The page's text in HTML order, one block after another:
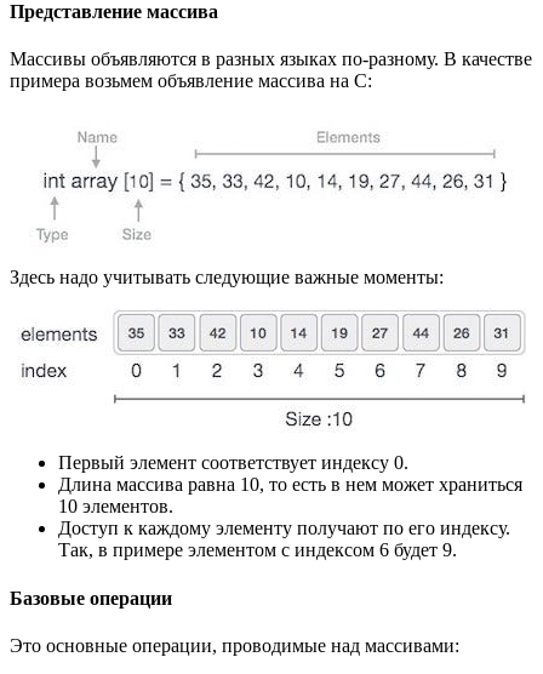
Представление массива
Массивы объявляются в разных языках по-разному. В качестве
примера возьмем объявление массива на C:
Здесь надо учитывать следующие важные моменты:
Первый элемент соответствует индексу 0.
Длина массива равна 10, то есть в нем может храниться
10 элементов.
Доступ к каждому элементу получают по его индексу.
Так, в примере элементом с индексом 6 будет 9.
Базовые операции
Это основные операции, проводимые над массивами: